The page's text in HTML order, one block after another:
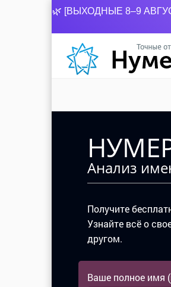
🌿 [ВЫХОДНЫЕ 8–9
Анализ
Получите
Узнайте всё о
другом.
Ваше полное имя (